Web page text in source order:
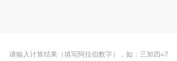
请输入计算结果（填写阿拉伯数字），如：三加四=7